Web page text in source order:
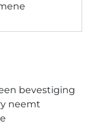
bevestiging
neemt